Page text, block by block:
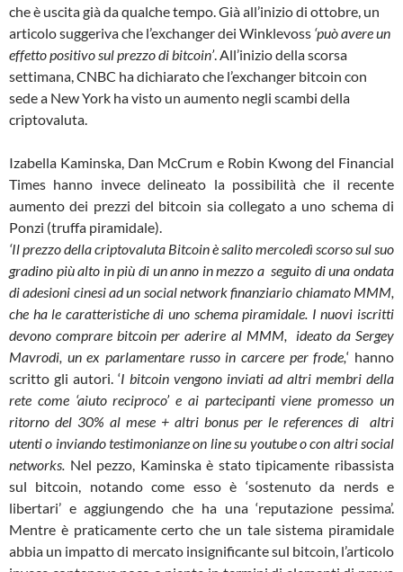
che è uscita già da qualche tempo. Già all’inizio di ottobre, un
articolo suggeriva che l’exchanger dei Winklevoss ‘può avere un
effetto positivo sul prezzo di bitcoin’. All’inizio della scorsa
settimana, CNBC ha dichiarato che l’exchanger bitcoin con
sede a New York ha visto un aumento negli scambi della
criptovaluta.
Izabella Kaminska, Dan McCrum e Robin Kwong del Financial
Times hanno invece delineato la possibilità che il recente
aumento dei prezzi del bitcoin sia collegato a uno schema di
Ponzi (truffa piramidale).
‘Il prezzo della criptovaluta Bitcoin è salito mercoledì scorso sul suo
gradino più alto in più di un anno in mezzo a seguito di una ondata
di adesioni cinesi ad un social network finanziario chiamato MMM,
che ha le caratteristiche di uno schema piramidale. I nuovi iscritti
devono comprare bitcoin per aderire al MMM, ideato da Sergey
Mavrodi, un ex parlamentare russo in carcere per frode,‘ hanno
scritto gli autori. ‘I bitcoin vengono inviati ad altri membri della
rete come ‘aiuto reciproco’ e ai partecipanti viene promesso un
ritorno del 30% al mese + altri bonus per le references di altri
utenti o inviando testimonianze on line su youtube o con altri social
networks. Nel pezzo, Kaminska è stato tipicamente ribassista
sul bitcoin, notando come esso è ‘sostenuto da nerds e
libertari’ e aggiungendo che ha una ‘reputazione pessima’.
Mentre è praticamente certo che un tale sistema piramidale
abbia un impatto di mercato insignificante sul bitcoin, l’articolo